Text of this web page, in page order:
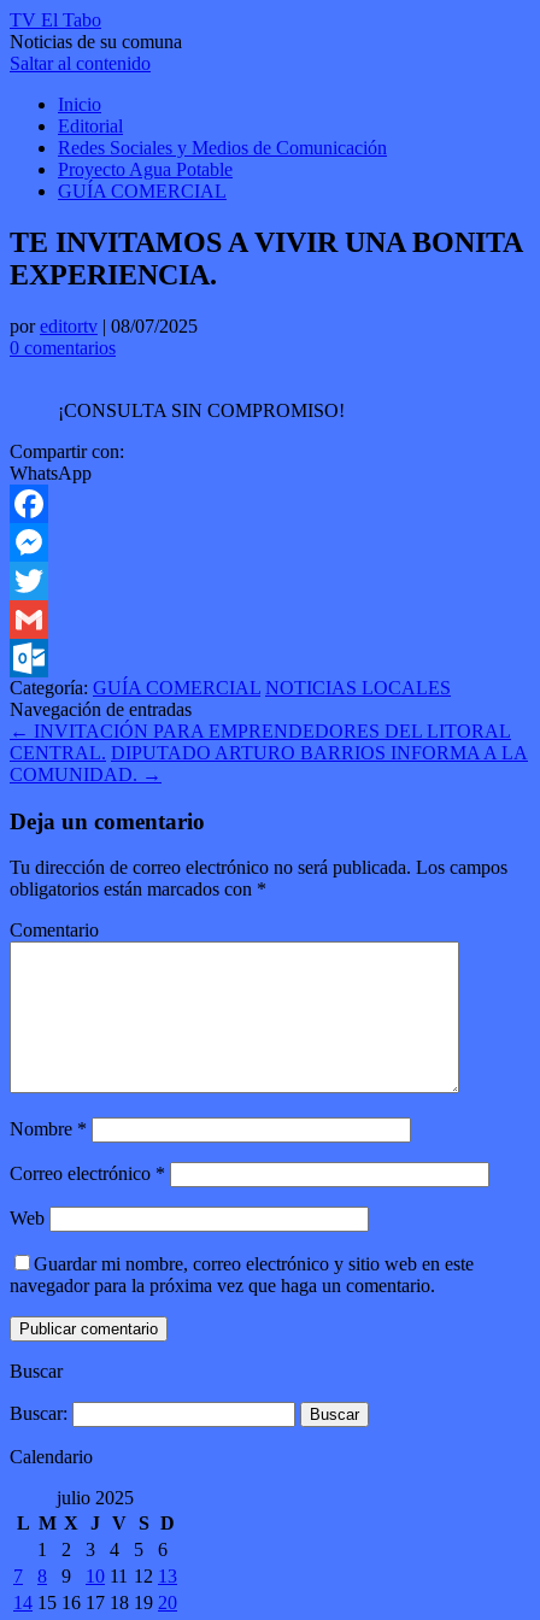
TV El Tabo
Noticias de su comuna
Saltar al contenido
Inicio
Editorial
Redes Sociales y Medios de Comunicación
Proyecto Agua Potable
GUÍA COMERCIAL
TE INVITAMOS A VIVIR UNA BONITA
EXPERIENCIA.
poreditortv | 08/07/2025
0 comentarios
¡CONSULTA SIN COMPROMISO!
Compartir con:
WhatsApp
Facebook
Messenger
Twitter
Gmail
Outlook.com
Categoría: GUÍA COMERCIAL NOTICIAS LOCALES
Navegación de entradas
← INVITACIÓN PARA EMPRENDEDORES DEL LITORAL
CENTRAL. DIPUTADO ARTURO BARRIOS INFORMA A LA
COMUNIDAD. →
Deja un comentario
Tu dirección de correo electrónico no será publicada. Los campos
obligatorios están marcados con *
Comentario
Nombre *
Correo electrónico *
Web
Guardar mi nombre, correo electrónico y sitio web en este
navegador para la próxima vez que haga un comentario.
Buscar
Buscar:
Calendario
julio 2025
L M X J V S D
1
2 3 4 5
6
7
8 9 10 11 12 13
14 15 16 17 18 19 20